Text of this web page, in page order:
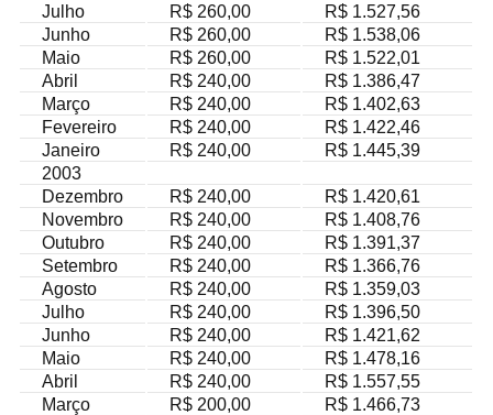
Julho R$ 260,00
R$ 1.527,56
Junho
R$ 260,00
R$ 1.538,06
Maio
R$ 260,00
R$ 1.522,01
Abril
R$ 240,00
R$ 1.386,47
Março
R$ 240,00
R$ 1.402,63
Fevereiro
R$ 240,00
R$ 1.422,46
Janeiro
R$ 240,00
R$ 1.445,39
2003
Dezembro
R$ 240,00
R$ 1.420,61
Novembro
R$ 240,00
R$ 1.408,76
Outubro
R$ 240,00
R$ 1.391,37
Setembro
R$ 240,00
R$ 1.366,76
Agosto
R$ 240,00
R$ 1.359,03
Julho
R$ 240,00
R$ 1.396,50
Junho
R$ 240,00
R$ 1.421,62
Maio
R$ 240,00
R$ 1.478,16
Abril
R$ 240,00
R$ 1.557,55
Março
R$ 200,00
R$ 1.466,73